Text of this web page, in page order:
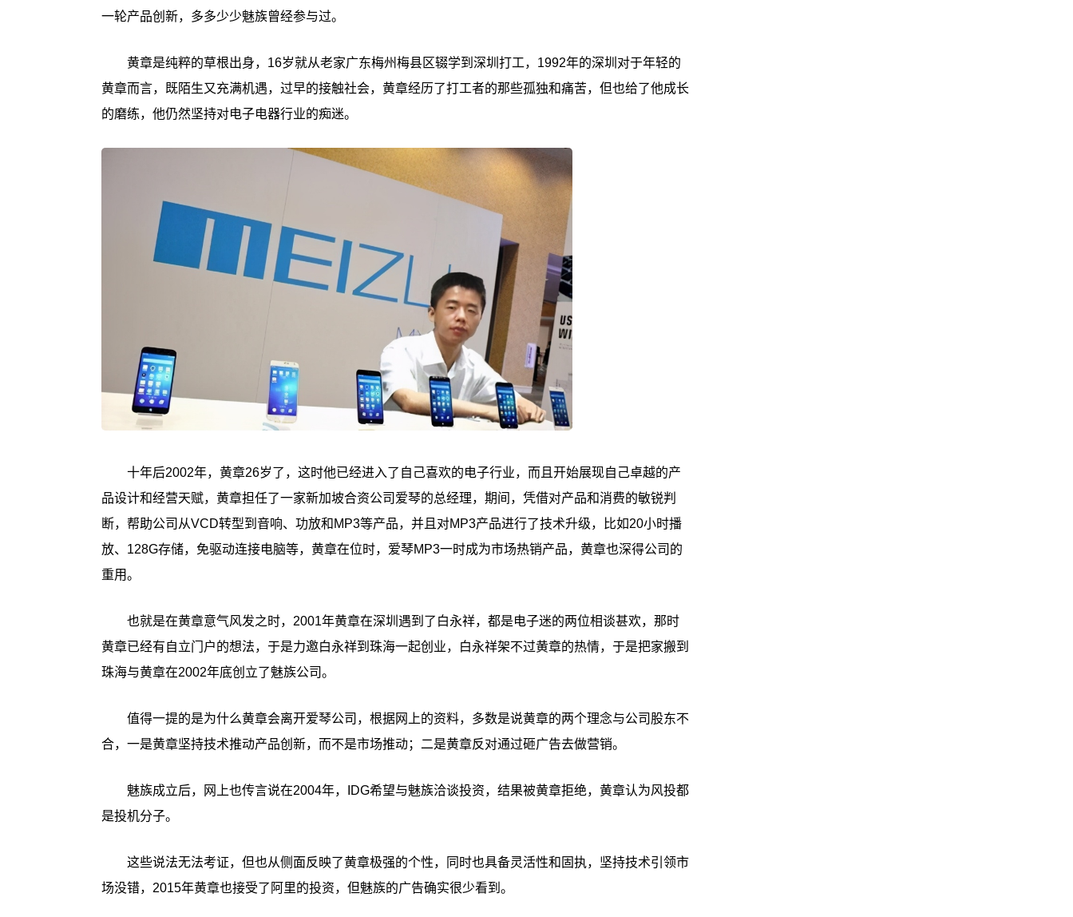
一轮产品创新，多多少少魅族曾经参与过。
黄章是纯粹的草根出身，16岁就从老家广东梅州梅县区辍学到深圳打工，1992年的深圳对于年轻的
黄章而言，既陌生又充满机遇，过早的接触社会，黄章经历了打工者的那些孤独和痛苦，但也给了他成长
的磨练，他仍然坚持对电子电器行业的痴迷。
十年后2002年，黄章26岁了，这时他已经进入了自己喜欢的电子行业，而且开始展现自己卓越的产
品设计和经营天赋，黄章担任了一家新加坡合资公司爱琴的总经理，期间，凭借对产品和消费的敏锐判
断，帮助公司从VCD转型到音响、功放和MP3等产品，并且对MP3产品进行了技术升级，比如20小时播
放、128G存储，免驱动连接电脑等，黄章在位时，爱琴MP3一时成为市场热销产品，黄章也深得公司的
重用。
也就是在黄章意气风发之时，2001年黄章在深圳遇到了白永祥，都是电子迷的两位相谈甚欢，那时
黄章已经有自立门户的想法，于是力邀白永祥到珠海一起创业，白永祥架不过黄章的热情，于是把家搬到
珠海与黄章在2002年底创立了魅族公司。
值得一提的是为什么黄章会离开爱琴公司，根据网上的资料，多数是说黄章的两个理念与公司股东不
合，一是黄章坚持技术推动产品创新，而不是市场推动；二是黄章反对通过砸广告去做营销。
魅族成立后，网上也传言说在2004年，IDG希望与魅族洽谈投资，结果被黄章拒绝，黄章认为风投都
是投机分子。
这些说法无法考证，但也从侧面反映了黄章极强的个性，同时也具备灵活性和固执，坚持技术引领市
场没错，2015年黄章也接受了阿里的投资，但魅族的广告确实很少看到。